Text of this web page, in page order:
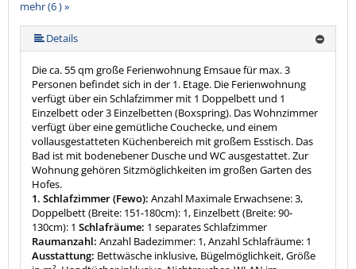
mehr (6 ) »
mehr (6 ) »
mehr (6 ) »
Details
Die ca. 55 qm große Ferienwohnung Emsaue für max. 3
Personen befindet sich in der 1. Etage. Die Ferienwohnung
verfügt über ein Schlafzimmer mit 1 Doppelbett und 1
Einzelbett oder 3 Einzelbetten (Boxspring). Das Wohnzimmer
verfügt über eine gemütliche Couchecke, und einem
vollausgestatteten Küchenbereich mit großem Esstisch. Das
Bad ist mit bodenebener Dusche und WC ausgestattet. Zur
Wohnung gehören Sitzmöglichkeiten im großen Garten des
Hofes.
1. Schlafzimmer (Fewo): Anzahl Maximale Erwachsene: 3,
Doppelbett (Breite: 151-180cm): 1, Einzelbett (Breite: 90-
130cm): 1 Schlafräume: 1 separates Schlafzimmer
Raumanzahl: Anzahl Badezimmer: 1, Anzahl Schlafräume: 1
Ausstattung: Bettwäsche inklusive, Bügelmöglichkeit, Größe